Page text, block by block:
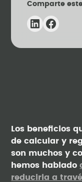
Comparte
Los beneficios
de calcular y
son muchos y
hemos hablado
reducirla a